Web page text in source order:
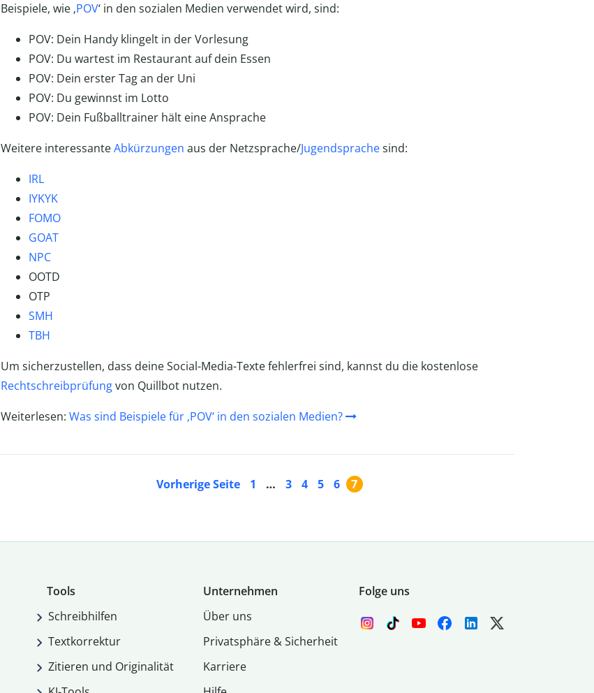
Beispiele, wie ‚POV‘ in den sozialen Medien verwendet wird, sind:
POV: Dein Handy klingelt in der Vorlesung
POV: Du wartest im Restaurant auf dein Essen
POV: Dein erster Tag an der Uni
POV: Du gewinnst im Lotto
POV: Dein Fußballtrainer hält eine Ansprache
Weitere interessanteAbkürzungen aus der Netzsprache/Jugendsprachesind:
IRL
IYKYK
FOMO
GOAT
NPC
OOTD
OTP
SMH
TBH
Um sicherzustellen, dass deine Social-Media-Texte fehlerfrei sind, kannst du die kostenlose
Rechtschreibprüfungvon Quillbot nutzen.
Weiterlesen: Was sind Beispiele für ‚POV‘ in den sozialen Medien?
Vorherige Seite 1 … 3 4 5 6 7
Tools
Schreibhilfen
Textkorrektur
Zitieren und Originalität
Unternehmen
Über uns
Privatsphäre & Sicherheit
Karriere
Folge uns